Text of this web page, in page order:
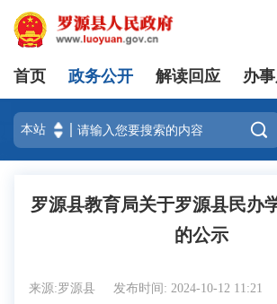
首页 政务公开 解读回应 办

罗源县教育局关于罗源县民办
的公示
来源:罗源县 发布时间: 2024-10-12 11:21